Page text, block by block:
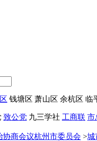
钱塘区 萧山区 余杭区 临
致公党 九三学社 工商联 市
协商会议杭州市委员会 >城